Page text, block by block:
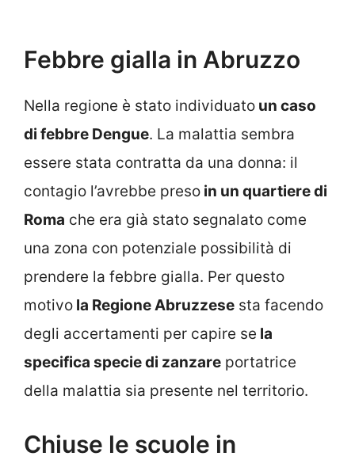
Febbre gialla in Abruzzo
Nella regione è stato individuato un caso
di febbre Dengue. La malattia sembra
essere stata contratta da una donna: il
contagio l’avrebbe preso in un quartiere di
Roma che era già stato segnalato come
una zona con potenziale possibilità di
prendere la febbre gialla. Per questo
motivo la Regione Abruzzese sta facendo
degli accertamenti per capire se la
specifica specie di zanzare portatrice
della malattia sia presente nel territorio.
Chiuse le scuole in